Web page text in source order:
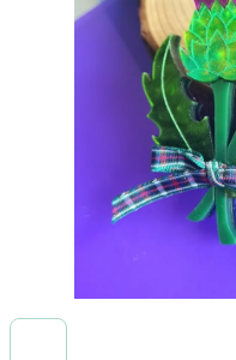
hvězdiček.